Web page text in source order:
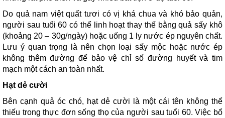
Do quả nam việt quất tươi có vị khá chua và khó bảo quản,
người sau tuổi 60 có thể linh hoạt thay thế bằng quả sấy khô
(khoảng 20 – 30g/ngày) hoặc uống 1 ly nước ép nguyên chất.
Lưu ý quan trọng là nên chọn loại sấy mộc hoặc nước ép
không thêm đường để bảo vệ chỉ số đường huyết và tim
mạch một cách an toàn nhất.
Hạt dẻ cười
Bên cạnh quả óc chó, hạt dẻ cười là một cái tên không thể
thiếu trong thực đơn sống thọ của người sau tuổi 60. Việc bổ